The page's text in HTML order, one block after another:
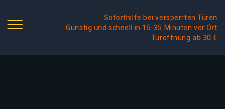
Soforthilfe bei versperrten Türen
Günstig und schnell in 15-35 Minuten vor Ort
Türöffnung ab 30 €